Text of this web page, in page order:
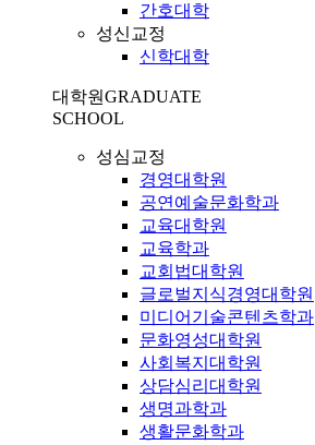
간호대학
성신교정
신학대학
대학원GRADUATE
SCHOOL
성심교정
경영대학원
공연예술문화학과
교육대학원
교육학과
교회법대학원
글로벌지식경영대학원
미디어기술콘텐츠학과
문화영성대학원
사회복지대학원
상담심리대학원
생명과학과
생활문화학과